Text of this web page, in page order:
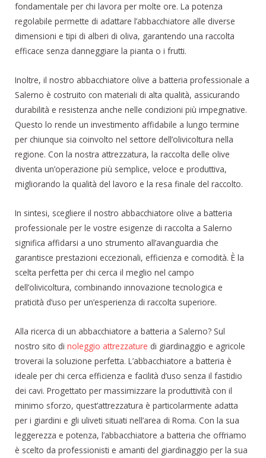
fondamentale per chi lavora per molte ore. La potenza
regolabile permette di adattare l’abbacchiatore alle diverse
dimensioni e tipi di alberi di oliva, garantendo una raccolta
efficace senza danneggiare la pianta o i frutti.
Inoltre, il nostro abbacchiatore olive a batteria professionale a
Salerno è costruito con materiali di alta qualità, assicurando
durabilità e resistenza anche nelle condizioni più impegnative.
Questo lo rende un investimento affidabile a lungo termine
per chiunque sia coinvolto nel settore dell’olivicoltura nella
regione. Con la nostra attrezzatura, la raccolta delle olive
diventa un’operazione più semplice, veloce e produttiva,
migliorando la qualità del lavoro e la resa finale del raccolto.
In sintesi, scegliere il nostro abbacchiatore olive a batteria
professionale per le vostre esigenze di raccolta a Salerno
significa affidarsi a uno strumento all’avanguardia che
garantisce prestazioni eccezionali, efficienza e comodità. È la
scelta perfetta per chi cerca il meglio nel campo
dell’olivicoltura, combinando innovazione tecnologica e
praticità d’uso per un’esperienza di raccolta superiore.
Alla ricerca di un abbacchiatore a batteria a Salerno? Sul
nostro sito di noleggio attrezzature di giardinaggio e agricole
troverai la soluzione perfetta. L’abbacchiatore a batteria è
ideale per chi cerca efficienza e facilità d’uso senza il fastidio
dei cavi. Progettato per massimizzare la produttività con il
minimo sforzo, quest’attrezzatura è particolarmente adatta
per i giardini e gli uliveti situati nell’area di Roma. Con la sua
leggerezza e potenza, l’abbacchiatore a batteria che offriamo
è scelto da professionisti e amanti del giardinaggio per la sua